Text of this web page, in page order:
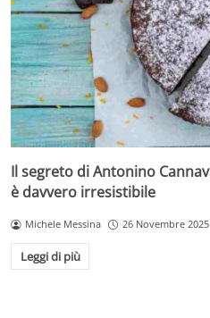
Il segreto di Antonino
è davvero irresistibile
Michele Messina 26 Novembre 2025
Leggi di più